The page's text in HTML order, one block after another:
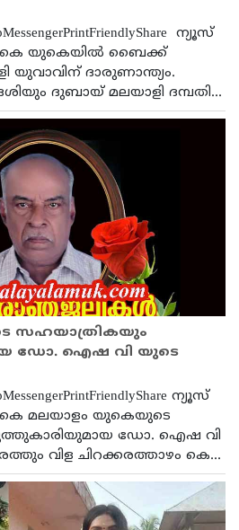
ന്യൂസ്
യുകെയിൽ ബൈക്ക്
യുവാവിന് ദാരുണാന്ത്യം.
ദുബായ് മലയാളി ദമ്പതി...
സഹയാത്രികയും
ഡോ. ഐഷ വി യുടെ
ന്യൂസ്
മലയാളം യുകെയുടെ
ഡോ. ഐഷ വി
വിള ചിറക്കരത്താഴം കെ...